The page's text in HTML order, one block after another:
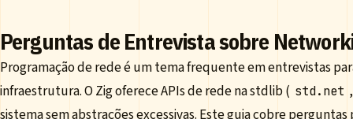
Perguntas de Entrevista sobre
Programação de rede é um tema frequente em entrevistas
infraestrutura. O Zig oferece APIs de rede na stdlib ( std.net
sistema sem abstrações excessivas. Este guia cobre